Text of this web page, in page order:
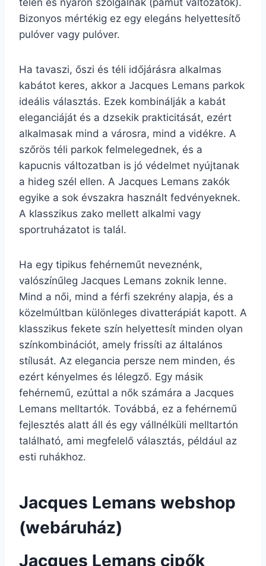
télen és nyáron szolgálnak (pamut változatok).
Bizonyos mértékig ez egy elegáns helyettesítő
pulóver vagy pulóver.
Ha tavaszi, őszi és téli időjárásra alkalmas
kabátot keres, akkor a Jacques Lemans parkok
ideális választás. Ezek kombinálják a kabát
eleganciáját és a dzsekik prakticitását, ezért
alkalmasak mind a városra, mind a vidékre. A
szőrös téli parkok felmelegednek, és a
kapucnis változatban is jó védelmet nyújtanak
a hideg szél ellen. A Jacques Lemans zakók
egyike a sok évszakra használt fedvényeknek.
A klasszikus zako mellett alkalmi vagy
sportruházatot is talál.
Ha egy tipikus fehérneműt neveznénk,
valószínűleg Jacques Lemans zoknik lenne.
Mind a női, mind a férfi szekrény alapja, és a
közelmúltban különleges divatterápiát kapott. A
klasszikus fekete szín helyettesít minden olyan
színkombinációt, amely frissíti az általános
stílusát. Az elegancia persze nem minden, és
ezért kényelmes és lélegző. Egy másik
fehérnemű, ezúttal a nők számára a Jacques
Lemans melltartók. Továbbá, ez a fehérnemű
fejlesztés alatt áll és egy vállnélküli melltartón
található, ami megfelelő választás, például az
esti ruhákhoz.
Jacques Lemans webshop
(webáruház)
Jacques Lemans cipők